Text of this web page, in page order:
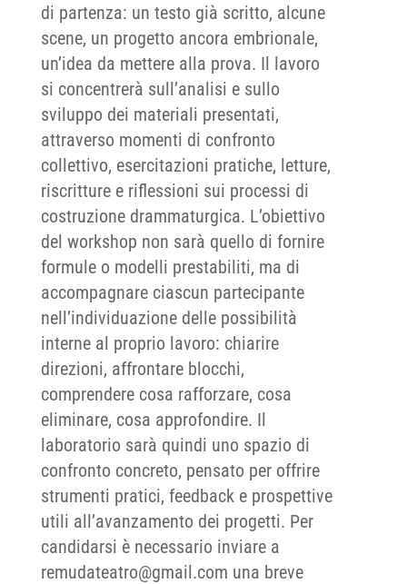
di partenza: un testo già scritto, alcune
scene, un progetto ancora embrionale,
un’idea da mettere alla prova. Il lavoro
si concentrerà sull’analisi e sullo
sviluppo dei materiali presentati,
attraverso momenti di confronto
collettivo, esercitazioni pratiche, letture,
riscritture e riflessioni sui processi di
costruzione drammaturgica. L’obiettivo
del workshop non sarà quello di fornire
formule o modelli prestabiliti, ma di
accompagnare ciascun partecipante
nell’individuazione delle possibilità
interne al proprio lavoro: chiarire
direzioni, affrontare blocchi,
comprendere cosa rafforzare, cosa
eliminare, cosa approfondire. Il
laboratorio sarà quindi uno spazio di
confronto concreto, pensato per offrire
strumenti pratici, feedback e prospettive
utili all’avanzamento dei progetti. Per
candidarsi è necessario inviare a
remudateatro@gmail.com una breve